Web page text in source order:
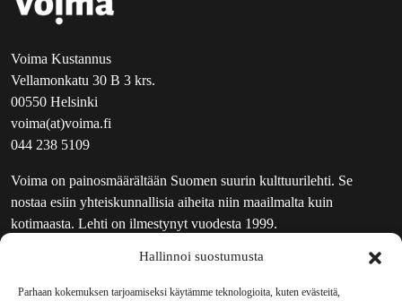
Hallinnoi suostumusta
Parhaan kokemuksen tarjoamiseksi käytämme teknologioita, kuten evästeitä,
Voima Kustannus
Vellamonkatu 30 B 3 krs.
00550 Helsinki
voima(at)voima.fi
044 238 5109
Voima on painosmäärältään Suomen suurin kulttuurilehti. Se
nostaa esiin yhteiskunnallisia aiheita niin maailmalta kuin
kotimaasta. Lehti on ilmestynyt vuodesta 1999.
UUTISKIRJE